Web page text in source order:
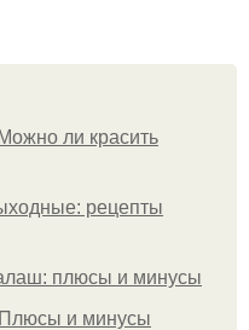
ли красить
рецепты
плюсы и минусы
Плюсы и минусы